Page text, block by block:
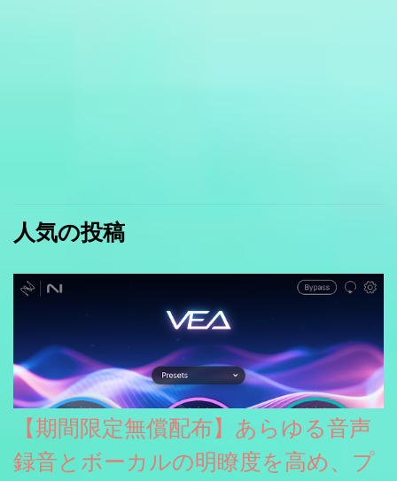
人気の投稿
【期間限定無償配布】あらゆる音声
録音とボーカルの明瞭度を高め、プ